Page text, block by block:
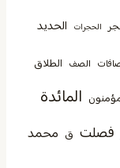
الحجرات الحديد
الصف الطلاق
المائدة
فصلت ق محمد